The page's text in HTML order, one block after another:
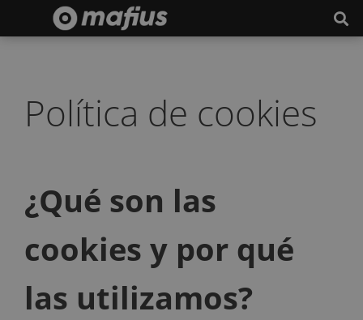
Política de cookies
¿Qué son las
cookies y por qué
las utilizamos?